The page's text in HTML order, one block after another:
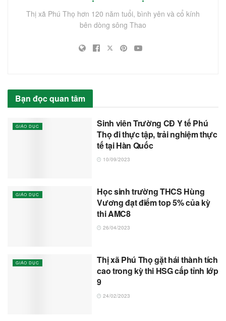
Thị xã Phú Thọ hơn 120 năm tuổi, bình yên và cổ kính
bên dòng sông Thao
Bạn đọc quan tâm
GIÁO DỤC
Sinh viên Trường CĐ Y tế Phú
Thọ đi thực tập, trải nghiệm thực
tế tại Hàn Quốc
10/09/2023
GIÁO DỤC
Học sinh trường THCS Hùng
Vương đạt điểm top 5% của kỳ
thi AMC8
26/04/2023
GIÁO DỤC
Thị xã Phú Thọ gặt hái thành tích
cao trong kỳ thi HSG cấp tỉnh lớp
9
24/02/2023